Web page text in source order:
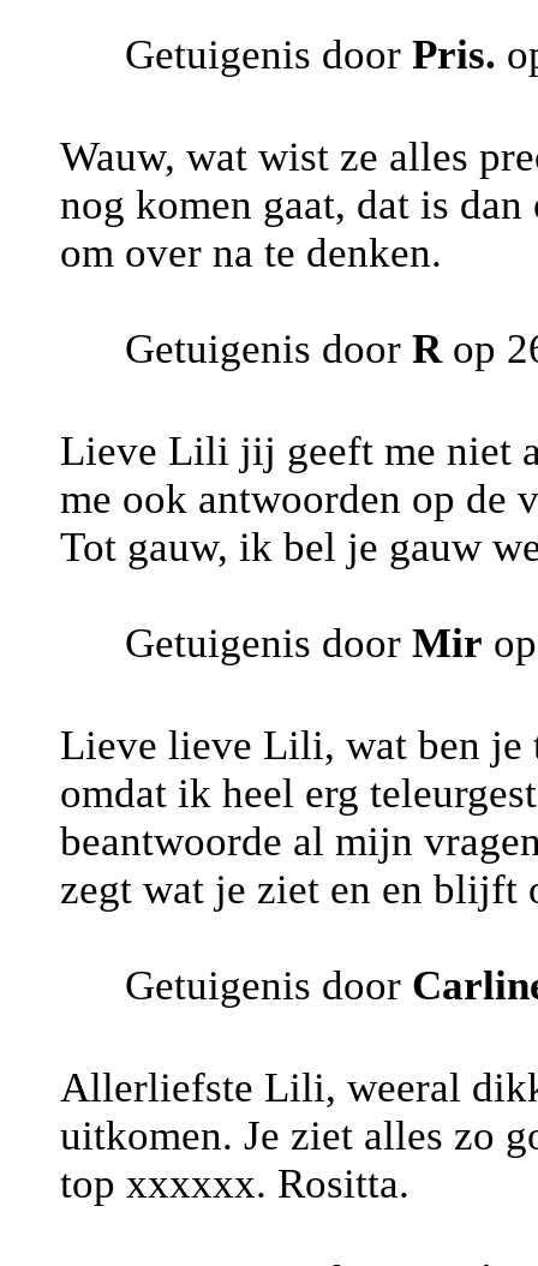
Getuigenis door Pris.
Wauw, wat wist ze alles
nog komen gaat, dat is
om over na te denken.
Getuigenis door Rop
Lieve Lili jij geeft me niet
me ook antwoorden op de
Tot gauw, ik bel je gauw
Getuigenis door Mir
Lieve lieve Lili, wat ben je
omdat ik heel erg
beantwoorde al mijn
zegt wat je ziet en en
Getuigenis door
Allerliefste Lili, weeral
uitkomen. Je ziet alles zo
top xxxxxx. Rositta.